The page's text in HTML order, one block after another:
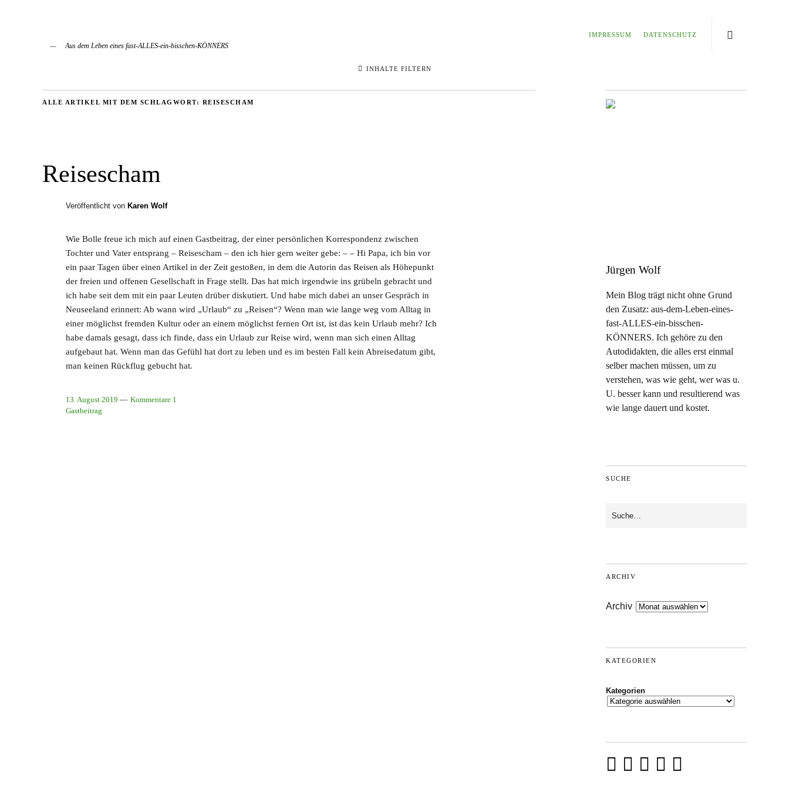
IMPRESSUM DATENSCHUTZ
Aus dem Leben eines fast-ALLES-ein-bisschen-KÖNNERS
INHALTE FILTERN
ALLE ARTIKEL MIT DEM SCHLAGWORT: REISESCHAM
Reisescham
Veröffentlicht von Karen Wolf
Wie Bolle freue ich mich auf einen Gastbeitrag, der einer persönlichen Korrespondenz zwischen
Tochter und Vater entsprang – Reisescham – den ich hier gern weiter gebe: – – Hi Papa, ich bin vor
ein paar Tagen über einen Artikel in der Zeit gestoßen, in dem die Autorin das Reisen als Höhepunkt
der freien und offenen Gesellschaft in Frage stellt. Das hat mich irgendwie ins grübeln gebracht und
ich habe seit dem mit ein paar Leuten drüber diskutiert. Und habe mich dabei an unser Gespräch in
Neuseeland erinnert: Ab wann wird „Urlaub“ zu „Reisen“? Wenn man wie lange weg vom Alltag in
einer möglichst fremden Kultur oder an einem möglichst fernen Ort ist, ist das kein Urlaub mehr? Ich
habe damals gesagt, dass ich finde, dass ein Urlaub zur Reise wird, wenn man sich einen Alltag
aufgebaut hat. Wenn man das Gefühl hat dort zu leben und es im besten Fall kein Abreisedatum gibt,
man keinen Rückflug gebucht hat.
13. August 2019
Kommentare 1
Gastbeitrag
Jürgen Wolf
Mein Blog trägt nicht ohne Grund
den Zusatz: aus-dem-Leben-eines-
fast-ALLES-ein-bisschen-
KÖNNERS. Ich gehöre zu den
Autodidakten, die alles erst einmal
selber machen müssen, um zu
verstehen, was wie geht, wer was u.
U. besser kann und resultierend was
wie lange dauert und kostet.
SUCHE
ARCHIV
Archiv
KATEGORIEN
Kategorien